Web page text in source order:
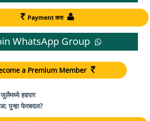
Payment करा
WhatsApp Group
a Premium Member
हद्दपार
पुन्हा फेरबदल?